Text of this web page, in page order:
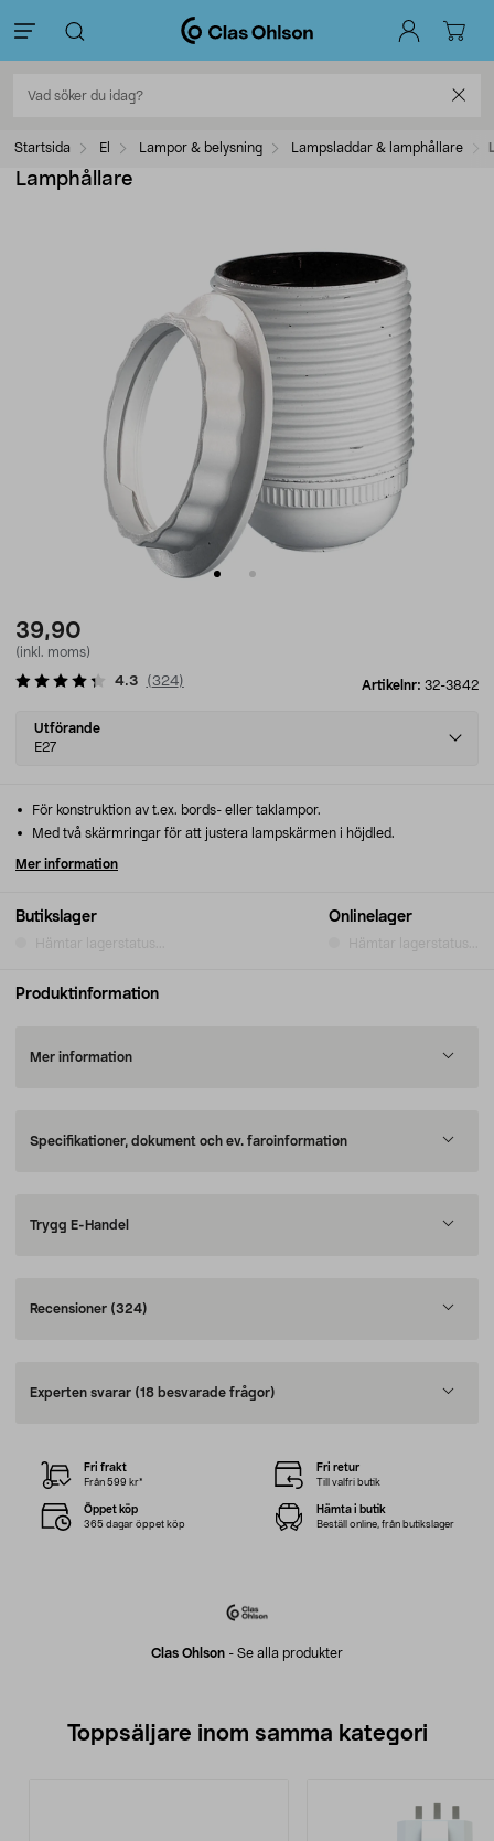
Startsida El Lampor & belysning Lampsladdar & lamphållare
Lamphållare
39,90
(inkl. moms)
Artikelnr: 32-3842
4.3 (324)
Select
variant
Utförande
E27
Butikslager
Hämtar lagerstatus...
Onlinelager
Hämtar lagerstatus...
För konstruktion av t.ex. bords- eller taklampor.
Med två skärmringar för att justera lampskärmen i höjdled.
Mer information
Produktinformation
Mer information
Specifikationer, dokument och ev. faroinformation
Trygg E-Handel
Recensioner (324)
Experten svarar (18 besvarade frågor)
Clas Ohlson - Se alla produkter
Fri frakt
Från 599 kr*
Fri retur
Till valfri butik
Öppet köp
365 dagar öppet köp
Hämta i butik
Beställ online, från butikslager
Toppsäljare inom samma kategori